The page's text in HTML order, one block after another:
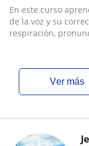
En este curso
de la voz y su
respiración,
ver más